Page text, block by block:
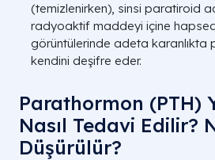
(temizlenirken), sinsi paratiroid
radyoaktif maddeyi içine
görüntülerinde adeta karanlıkta
kendini deşifre eder.
Parathormon (PTH)
Nasıl Tedavi Edilir?
Düşürülür?